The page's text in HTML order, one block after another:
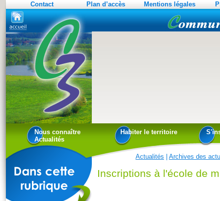
Contact Plan d’accès Mentions légales
Nous connaître Habiter le territoire
Actualités
Actualités Archives des
Inscriptions à l'école de